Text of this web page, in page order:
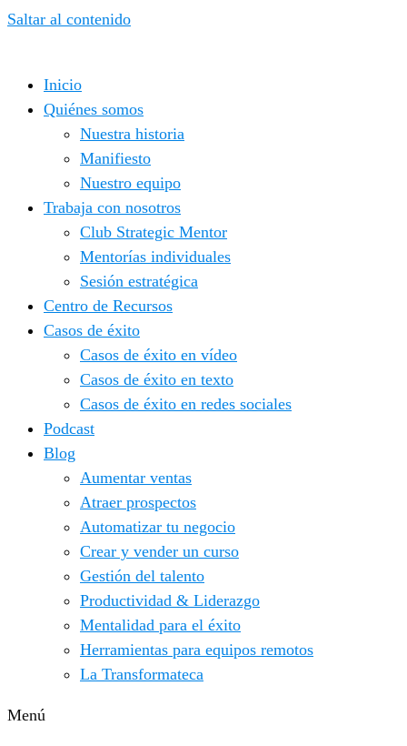
Saltar al contenido
Inicio
Quiénes somos
Nuestra historia
Manifiesto
Nuestro equipo
Trabaja con nosotros
Club Strategic Mentor
Mentorías individuales
Sesión estratégica
Centro de Recursos
Casos de éxito
Casos de éxito en vídeo
Casos de éxito en texto
Casos de éxito en redes sociales
Podcast
Blog
Aumentar ventas
Atraer prospectos
Automatizar tu negocio
Crear y vender un curso
Gestión del talento
Productividad & Liderazgo
Mentalidad para el éxito
Herramientas para equipos remotos
La Transformateca
Menú